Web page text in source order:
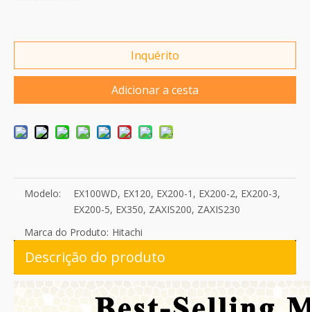
Inquérito
Adicionar a cesta
Modelo:
EX100WD, EX120, EX200-1, EX200-2, EX200-3,
EX200-5, EX350, ZAXIS200, ZAXIS230
Marca do Produto: Hitachi
Descrição do produto